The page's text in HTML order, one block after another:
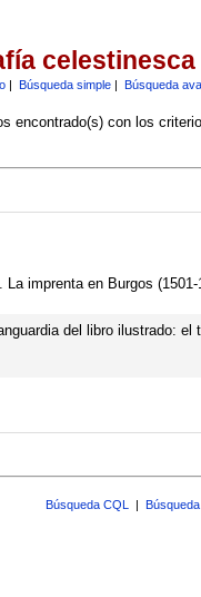
celestinesca
| Búsqueda simple| Búsqueda
encontrado(s) con los
La imprenta en Burgos
del libro ilustrado:
Búsqueda CQL |